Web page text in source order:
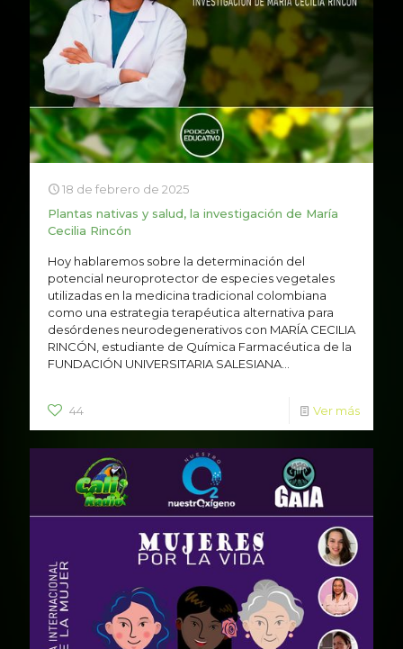
18 de febrero de 2025
Plantas nativas y salud, la investigación de María
Cecilia Rincón
Hoy hablaremos sobre la determinación del
potencial neuroprotector de especies vegetales
utilizadas en la medicina tradicional colombiana
como una estrategia terapéutica alternativa para
desórdenes neurodegenerativos con MARÍA CECILIA
RINCÓN, estudiante de Química Farmacéutica de la
FUNDACIÓN UNIVERSITARIA SALESIANA...
44 Ver más